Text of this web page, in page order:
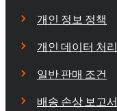
개인 정보 정책
개인 데이터 처리
일반 판매 조건
배송 손상 보고서